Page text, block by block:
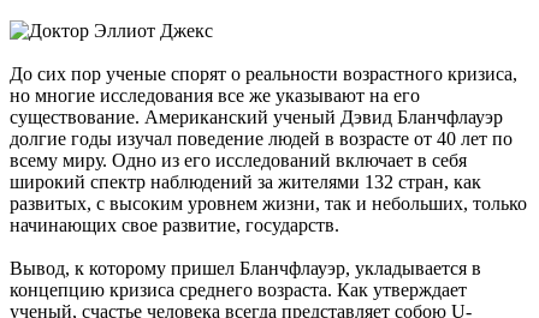
До сих пор ученые спорят о реальности возрастного кризиса,
но многие исследования все же указывают на его
существование. Американский ученый Дэвид Бланчфлауэр
долгие годы изучал поведение людей в возрасте от 40 лет по
всему миру. Одно из его исследований включает в себя
широкий спектр наблюдений за жителями 132 стран, как
развитых, с высоким уровнем жизни, так и небольших, только
начинающих свое развитие, государств.
Вывод, к которому пришел Бланчфлауэр, укладывается в
концепцию кризиса среднего возраста. Как утверждает
ученый, счастье человека всегда представляет собою U-